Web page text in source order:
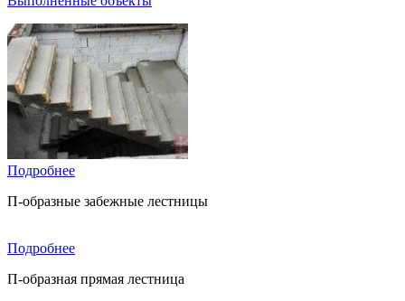
Подробнее
П-образные забежные лестницы
Подробнее
П-образная прямая лестница